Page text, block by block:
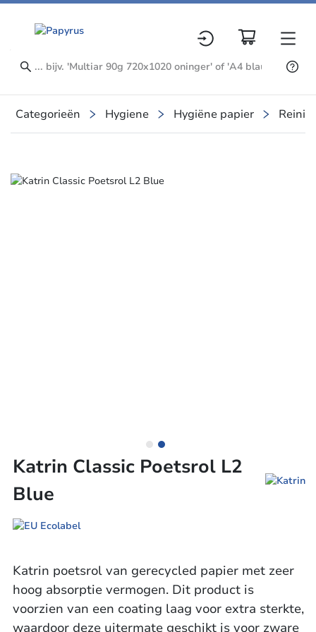
Categorieën Hygiene Hygiëne papier
Slide 2 of 2
Katrin Classic Poetsrol L2
Blue
Katrin poetsrol van gerecycled papier met zeer
hoog absorptie vermogen. Dit product is
voorzien van een coating laag voor extra sterkte,
waardoor deze uitermate geschikt is voor zware